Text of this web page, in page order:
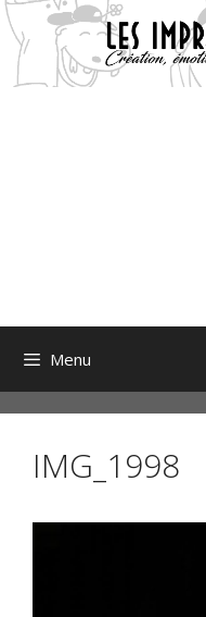
Aller
au
contenu
Menu
IMG_1998